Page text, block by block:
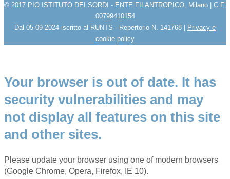
© 2017 PIO ISTITUTO DEI SORDI - ENTE FILANTROPICO, Milano | C.F.
00799410154
Dal 05-09-2024 iscritto al RUNTS - Repertorio N. 141768 | Privacy e
cookie policy
Your browser is out of date. It has
security vulnerabilities and may
not display all features on this site
and other sites.
Please update your browser using one of modern browsers
(Google Chrome, Opera, Firefox, IE 10).